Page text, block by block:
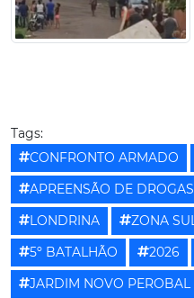
Tags:
CONFRONTO ARMADO
APREENSÃO DE DROGAS
LONDRINA
ZONA SUL
5º BATALHÃO
2026
JARDIM NOVO PEROBAL